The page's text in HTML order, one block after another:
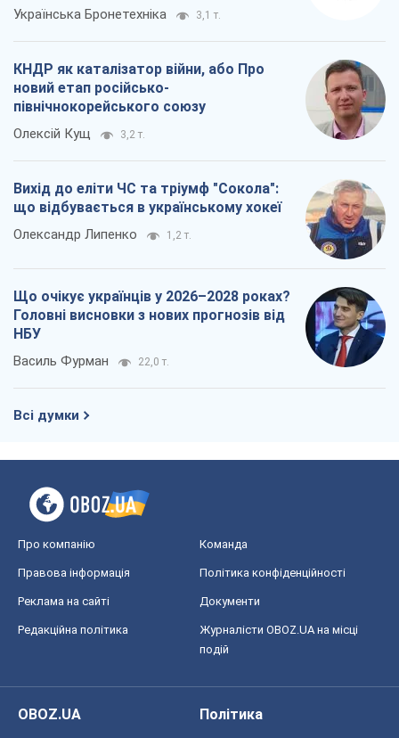
Українська Бронетехніка 3,1 т.
КНДР як каталізатор війни, або Про
новий етап російсько-
північнокорейського союзу
Олексій Кущ 3,2 т.
Вихід до еліти ЧС та тріумф "Сокола":
що відбувається в українському хокеї
Олександр Липенко 1,2 т.
Що очікує українців у 2026–2028 роках?
Головні висновки з нових прогнозів від
НБУ
Василь Фурман 22,0 т.
Всі думки
Про компанію Команда
Правова інформація Політика конфіденційності
Реклама на сайті Документи
Редакційна політика
Журналісти OBOZ.UA на місці
подій
OBOZ.UA
Політика